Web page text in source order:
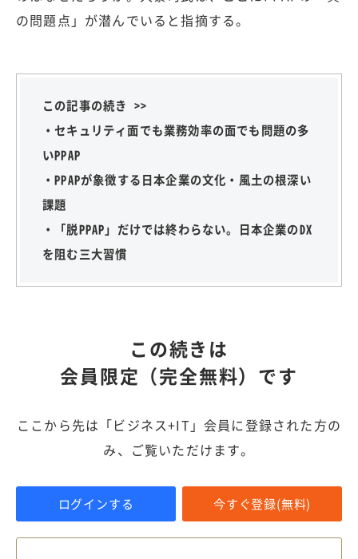
の問題点」が潜んでいると指摘する。
この記事の続き >>
・セキュリティ面でも業務効率の面でも問題の多
いPPAP
・PPAPが象徴する日本企業の文化・風土の根深い
課題
・「脱PPAP」だけでは終わらない。日本企業のDX
を阻む三大習慣
この続きは
会員限定（完全無料）です
ここから先は「ビジネス+IT」会員に登録された方の
み、ご覧いただけます。
ログインする 今すぐ登録(無料)